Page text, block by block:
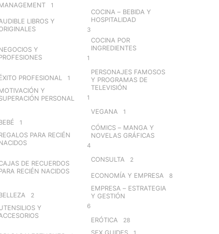
1
LIBROS Y
Y
PROFESIONAL 1
Y
PERSONAL
1
PARA RECIÉN
DE RECUERDOS
RECIÉN NACIDOS
2
Y
COCINA – BEBIDA Y
HOSPITALIDAD
3
COCINA POR
INGREDIENTES
1
PERSONAJES FAMOSOS
Y PROGRAMAS DE
TELEVISIÓN
1
VEGANA 1
CÓMICS – MANGA Y
NOVELAS GRÁFICAS
4
CONSULTA 2
ECONOMÍA Y EMPRESA 8
EMPRESA – ESTRATEGIA
Y GESTIÓN
6
ERÓTICA 28
SEX GUIDES